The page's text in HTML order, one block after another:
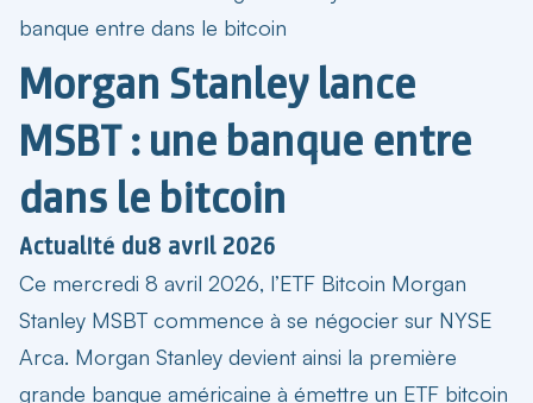
banque entre dans le bitcoin
Morgan Stanley lance
MSBT : une banque entre
dans le bitcoin
Actualité du8 avril 2026
Ce mercredi 8 avril 2026, l’ETF Bitcoin Morgan
Stanley MSBT commence à se négocier sur NYSE
Arca. Morgan Stanley devient ainsi la première
grande banque américaine à émettre un ETF bitcoin